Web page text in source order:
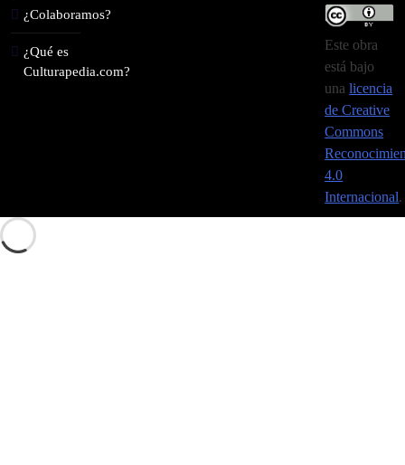
¿Colaboramos?
¿Qué es
Culturapedia.com?
Este obra
está bajo
unalicencia
de Creative
Commons
4.0
Internacional.